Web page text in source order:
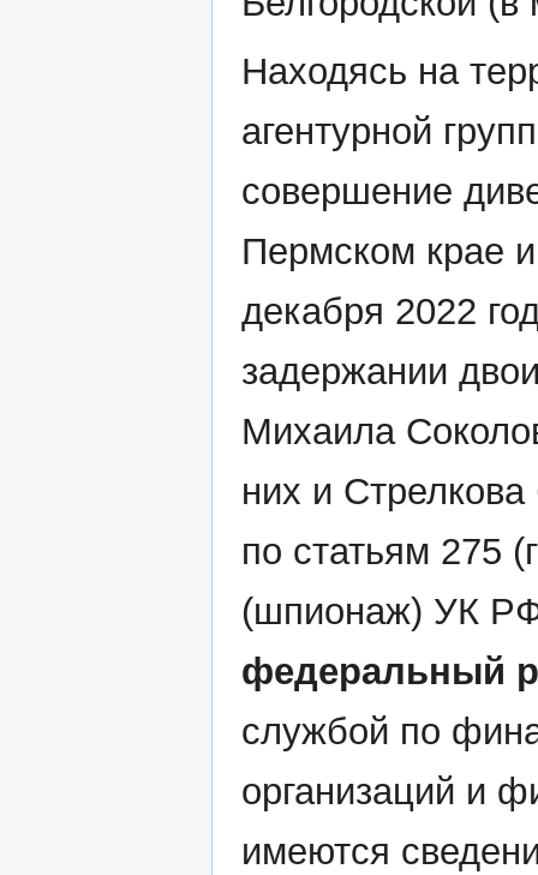
Находясь на
агентурной
совершение
Пермском крае
декабря 2022
задержании
Михаила
них и
по статьям 275
(шпионаж) УК
федеральный
службой по
организаций и
имеются